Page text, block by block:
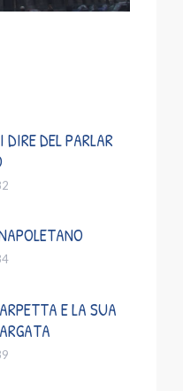
DEL PARLAR
E LA SUA